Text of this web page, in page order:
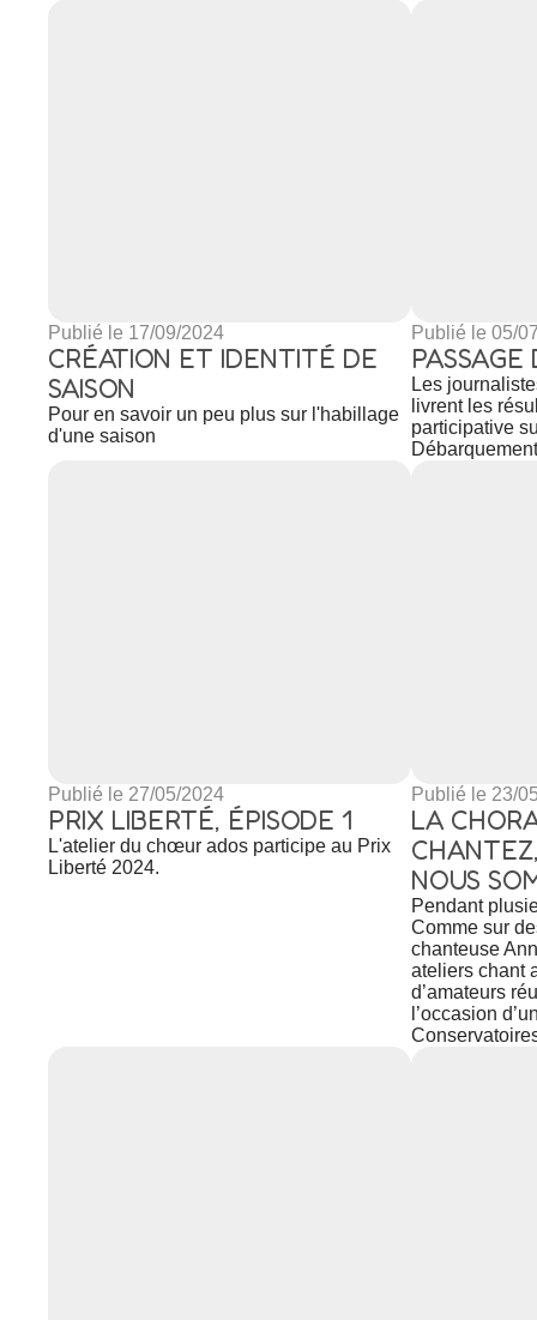
Publié le 17/09/2024
CRÉATION ET IDENTITÉ DE
SAISON
Pour en savoir un peu plus sur l'habillage
d'une saison
Publié le 05/
Les
livrent les
participative
Débarquement
Publié le 27/05/2024
PRIX LIBERTÉ, ÉPISODE 1
L'atelier du chœur ados participe au Prix
Liberté 2024.
Publié le 23/
LA
NOUS
Pendant
Comme sur
chanteuse
ateliers chant
d’amateurs
l’occasion